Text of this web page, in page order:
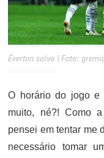
Éverton salva | Foto:
O horário do jogo e
muito, né?! Como
pensei em tentar me
necessário tomar